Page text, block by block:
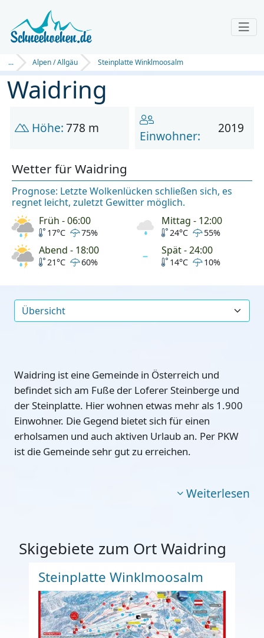
... Alpen / Allgäu Steinplatte Winklmoosalm
Waidring
Höhe:778 m
Einwohner:
2019
Wetter für Waidring
Prognose: Letzte Wolkenlücken schließen sich, es
regnet leicht, zuletzt Gewitter möglich.
Früh - 06:00
17°C 75%
Mittag - 12:00
24°C 55%
Abend - 18:00
21°C 60%
Spät - 24:00
14°C 10%
Waidring ist eine Gemeinde in Österreich und
befindet sich am Fuße der Loferer Steinberge und
der Steinplatte. Hier wohnen etwas mehr als 1.900
Einwohner. Die Gegend bietet sich für einen
erholsamen und auch aktiven Urlaub an. Per PKW
ist die Gemeinde sehr gut zu erreichen.
Weiterlesen
Skigebiete zum Ort Waidring
Steinplatte Winklmoosalm